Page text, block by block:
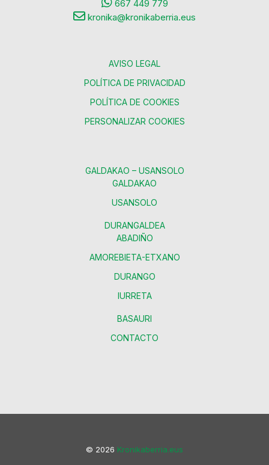
667 449 779
kronika@kronikaberria.eus
AVISO LEGAL
POLÍTICA DE PRIVACIDAD
POLÍTICA DE COOKIES
PERSONALIZAR COOKIES
GALDAKAO – USANSOLO
GALDAKAO
USANSOLO
DURANGALDEA
ABADIÑO
AMOREBIETA-ETXANO
DURANGO
IURRETA
BASAURI
CONTACTO
© 2026 Kronikaberria.eus